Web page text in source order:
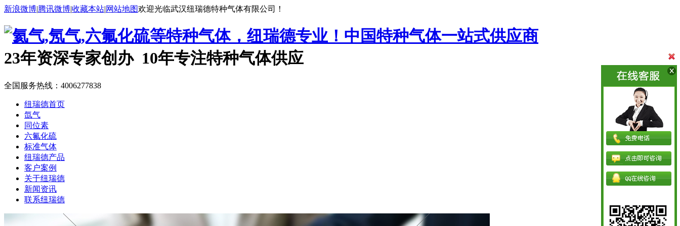
新浪微博|腾讯微博|收藏本站|网站地图欢迎光临武汉纽瑞德特种气体有限公司！
中国特种气体一站式供应商
23年资深专家创办 10年专注特种气体供应
全国服务热线： 4006277838
纽瑞德首页
氙气
同位素
六氟化硫
标准气体
纽瑞德产品
客户案例
关于纽瑞德
新闻资讯
联系纽瑞德